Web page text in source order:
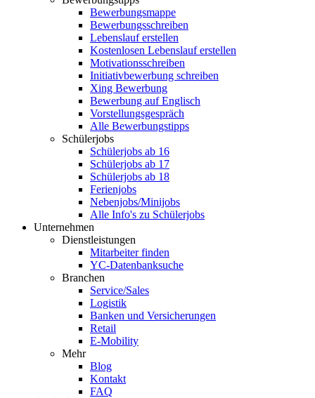
Bewerbungsmappe
Bewerbungsschreiben
Lebenslauf erstellen
Kostenlosen Lebenslauf erstellen
Motivationsschreiben
Initiativbewerbung schreiben
Xing Bewerbung
Bewerbung auf Englisch
Vorstellungsgespräch
Alle Bewerbungstipps
Schülerjobs
Schülerjobs ab 16
Schülerjobs ab 17
Schülerjobs ab 18
Ferienjobs
Nebenjobs/Minijobs
Alle Info's zu Schülerjobs
Unternehmen
Dienstleistungen
Mitarbeiter finden
YC-Datenbanksuche
Branchen
Service/Sales
Logistik
Banken und Versicherungen
Retail
E-Mobility
Mehr
Blog
Kontakt
FAQ